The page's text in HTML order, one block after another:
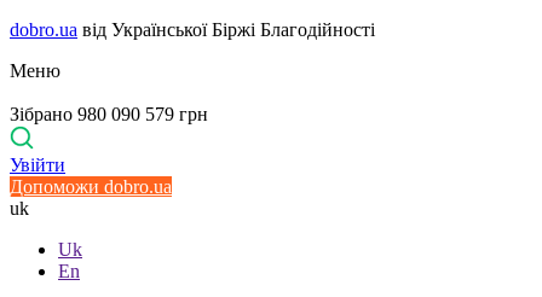
dobro.ua від Української Біржі Благодійності
Меню
Зібрано 980 090 579 грн
Увійти
Допоможи dobro.ua
uk
Uk
En